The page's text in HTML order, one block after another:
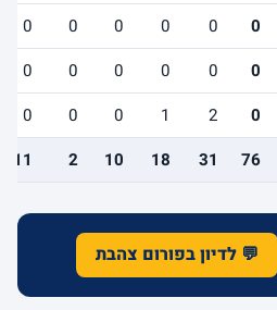
0
0
0
0
0
0
0
0
0
0
0
0
0
2
1
0
0
0
76
31
18
10
2
11
💬 לדיון בפורום צהבת